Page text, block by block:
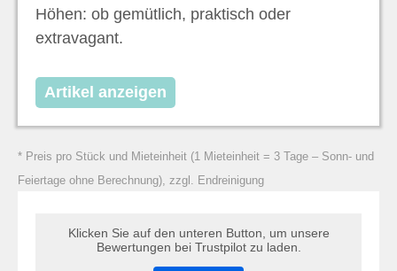
Höhen: ob gemütlich, praktisch oder
extravagant.
Artikel anzeigen
* Preis pro Stück und Mieteinheit (1 Mieteinheit = 3 Tage – Sonn- und
Feiertage ohne Berechnung), zzgl. Endreinigung
Klicken Sie auf den unteren Button, um unsere
Bewertungen bei Trustpilot zu laden.